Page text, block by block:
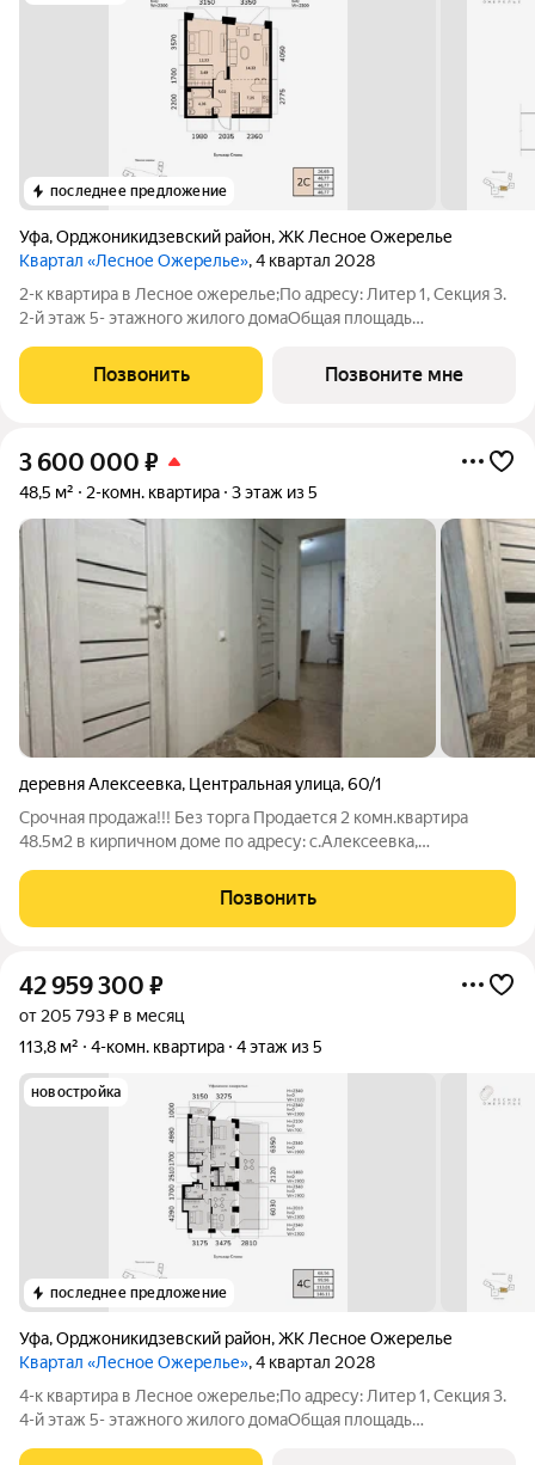
последнее предложение
Уфа,Орджоникидзевский район,ЖК Лесное Ожерелье
Квартал «Лесное Ожерелье», 4 квартал 2028
2-к квартира в Лесное ожерелье;По адресу: Литер 1, Секция 3.
2-й этаж 5- этажного жилого домаОбщая площадь
Трест".Срок окончания строительства: 4 квартал 2028
года.Квартира с свободной планировкой,
Позвонить Позвоните мне
3 600 000 ₽
48,5 м² 2-комн. квартира 3 этаж из 5
деревня Алексеевка, Центральная улица,60/1
Срочная продажа!!! Без торга Продается 2 комн.квартира
48.5м2 в кирпичном доме по адресу: с.Алексеевка,
застекленная лоджия. Без ремонта, стены выровнены под
обои или под покраску. Окна
Позвонить
42 959 300 ₽
от 205 793 ₽ в месяц
113,8 м²
4-комн. квартира 4 этаж из 5
новостройка
последнее предложение
Уфа,Орджоникидзевский район,ЖК Лесное Ожерелье
Квартал «Лесное Ожерелье», 4 квартал 2028
4-к квартира в Лесное ожерелье;По адресу: Литер 1, Секция 3.
4-й этаж 5- этажного жилого домаОбщая площадь